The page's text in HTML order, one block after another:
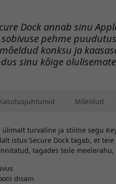
Dock annab sinu
pehme
konksu ja
sinu kõige
Mõeldud
ülimalt turvaline ja stiilne segu
istuv Secure Dock tagab, et
tagades teile
disain